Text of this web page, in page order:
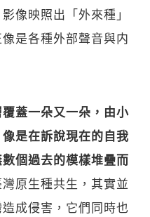
像映照出「外來種」
是各種外部聲音與内
蓋一朵又一朵，由小
是在訴說現在的自我
個過去的模樣堆疊而
原生種共生，其實並
成侵害，它們同時也